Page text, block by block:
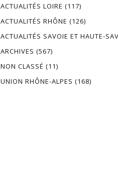
ACTUALITÉS LOIRE (117)
ACTUALITÉS RHÔNE (126)
ACTUALITÉS SAVOIE ET HAUTE-
ARCHIVES (567)
NON CLASSÉ (11)
UNION RHÔNE-ALPES (168)